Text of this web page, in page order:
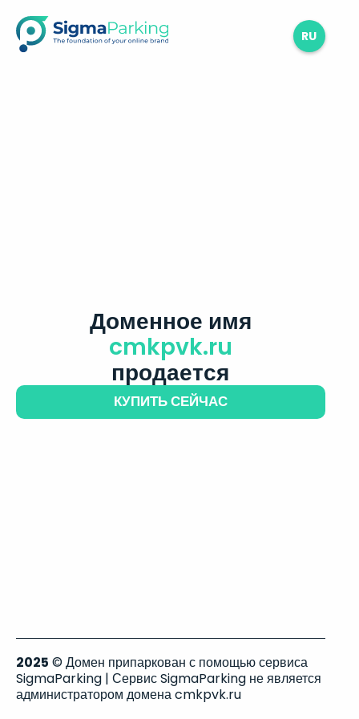
RU
Доменное имя
cmkpvk.ru
продается
КУПИТЬ СЕЙЧАС
2025 © Домен припаркован с помощью сервиса
SigmaParking | Сервис SigmaParking не является
администратором домена cmkpvk.ru